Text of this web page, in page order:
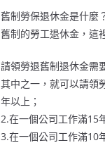
舊制勞保退休金是什麼
舊制的勞工退休金，這
請領勞退舊制退休金需
其中之一，就可以請領
年以上；
2.在一個公司工作滿15
3.在一個公司工作滿10